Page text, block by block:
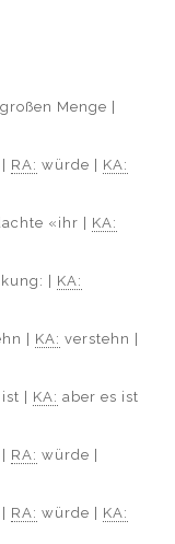
Menge |
RA: würde | KA:
«ihr | KA:
| KA:
| KA: verstehn |
| KA: aber es ist
RA: würde |
RA: würde | KA: